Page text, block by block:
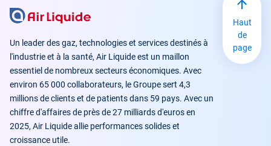
Un leader des gaz, technologies et services destinés à
l'industrie et à la santé, Air Liquide est un maillon
essentiel de nombreux secteurs économiques. Avec
environ 65 000 collaborateurs, le Groupe sert 4,3
millions de clients et de patients dans 59 pays. Avec un
chiffre d'affaires de près de 27 milliards d'euros en
2025, Air Liquide allie performances solides et
croissance utile.
Haut
de
page